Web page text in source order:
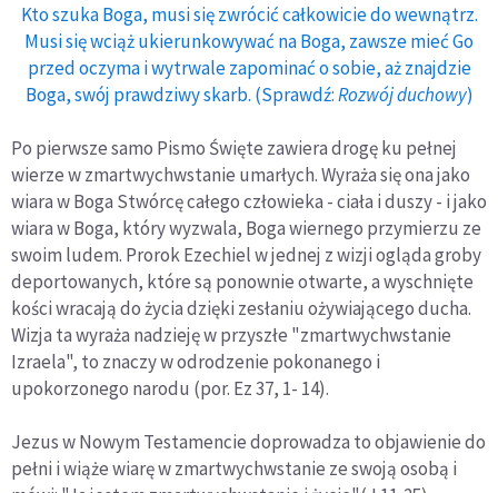
Kto szuka Boga, musi się zwrócić całkowicie do wewnątrz.
Musi się wciąż ukierunkowywać na Boga, zawsze mieć Go
przed oczyma i wytrwale zapominać o sobie, aż znajdzie
Boga, swój prawdziwy skarb. (Sprawdź:Rozwój duchowy)
Po pierwsze samo Pismo Święte zawiera drogę ku pełnej
wierze w zmartwychwstanie umarłych. Wyraża się ona jako
wiara w Boga Stwórcę całego człowieka - ciała i duszy - i jako
wiara w Boga, który wyzwala, Boga wiernego przymierzu ze
swoim ludem. Prorok Ezechiel w jednej z wizji ogląda groby
deportowanych, które są ponownie otwarte, a wyschnięte
kości wracają do życia dzięki zesłaniu ożywiającego ducha.
Wizja ta wyraża nadzieję w przyszłe "zmartwychwstanie
Izraela", to znaczy w odrodzenie pokonanego i
upokorzonego narodu (por. Ez 37, 1- 14).
Jezus w Nowym Testamencie doprowadza to objawienie do
pełni i wiąże wiarę w zmartwychwstanie ze swoją osobą i